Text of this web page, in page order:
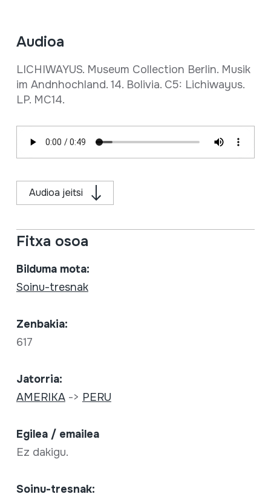
Audioa
LICHIWAYUS. Museum Collection Berlin. Musik
im Andnhochland. 14. Bolivia. C5: Lichiwayus.
LP. MC14.
Audioa jeitsi
Fitxa osoa
Bilduma mota:
Soinu-tresnak
Zenbakia:
617
Jatorria:
AMERIKA-> PERU
Egilea / emailea
Ez dakigu.
Soinu-tresnak: